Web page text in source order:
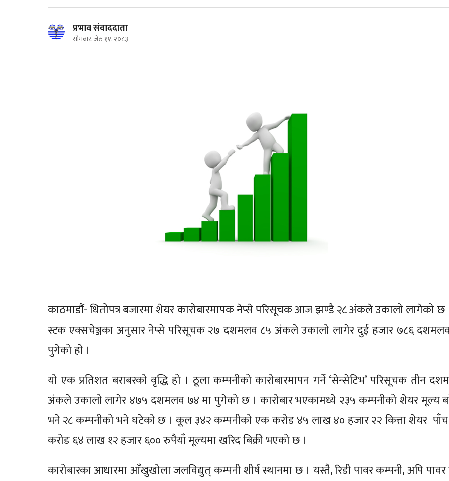
प्रभाव संवाददाता
सोमबार, जेठ ११, २०८३
काठमाडौं- धितोपत्र बजारमा शेयर कारोबारमापक नेप्से परिसूचक आज झण्डै २८ अंकले उकालो लागेको छ
स्टक एक्सचेञ्जका अनुसार नेप्से परिसूचक २७ दशमलव ८५ अंकले उकालो लागेर दुई हजार ७८६
पुगेको हाे ।
यो एक प्रतिशत बराबरको वृद्धि हो । ठूला कम्पनीको कारोबारमापन गर्ने ‘सेन्सेटिभ’ परिसूचक तीन
अंकले उकालो लागेर ४७५ दशमलव ७४ मा पुगेको छ । कारोबार भएकामध्ये २३५ कम्पनीको शेयर मूल्य
भने २८ कम्पनीको भने घटेको छ । कूल ३४२ कम्पनीको एक करोड ४५ लाख ४० हजार २२ कित्ता शेयर पाँच
करोड ६४ लाख १२ हजार ६०० रुपैयाँ मूल्यमा खरिद बिक्री भएको छ ।
कारोबारका आधारमा आँखुखोला जलविद्युत् कम्पनी शीर्ष स्थानमा छ । यस्तै, रिडी पावर कम्पनी, अपि